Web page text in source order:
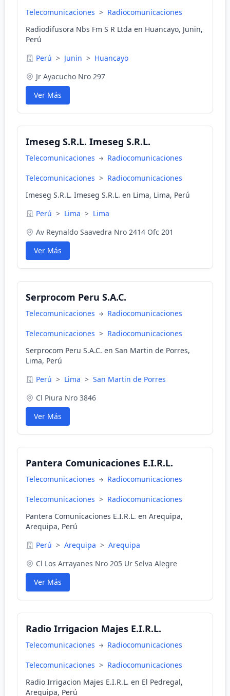
Telecomunicaciones > Radiocomunicaciones
Radiodifusora Nbs Fm S R Ltda en Huancayo, Junin,
Perú
Perú > Junin > Huancayo
Jr Ayacucho Nro 297
Ver Más
Imeseg S.R.L. Imeseg S.R.L.
Telecomunicaciones Radiocomunicaciones
Telecomunicaciones > Radiocomunicaciones
Imeseg S.R.L. Imeseg S.R.L. en Lima, Lima, Perú
Perú > Lima > Lima
Av Reynaldo Saavedra Nro 2414 Ofc 201
Ver Más
Serprocom Peru S.A.C.
Telecomunicaciones Radiocomunicaciones
Telecomunicaciones > Radiocomunicaciones
Serprocom Peru S.A.C. en San Martin de Porres,
Lima, Perú
Perú > Lima > San Martin de Porres
Cl Piura Nro 3846
Ver Más
Pantera Comunicaciones E.I.R.L.
Telecomunicaciones Radiocomunicaciones
Telecomunicaciones > Radiocomunicaciones
Pantera Comunicaciones E.I.R.L. en Arequipa,
Arequipa, Perú
Perú > Arequipa > Arequipa
Cl Los Arrayanes Nro 205 Ur Selva Alegre
Ver Más
Radio Irrigacion Majes E.I.R.L.
Telecomunicaciones Radiocomunicaciones
Telecomunicaciones > Radiocomunicaciones
Radio Irrigacion Majes E.I.R.L. en El Pedregal,
Arequipa, Perú